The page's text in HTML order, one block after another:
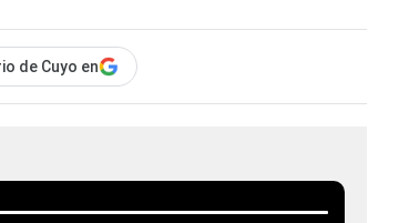
de Cuyo en